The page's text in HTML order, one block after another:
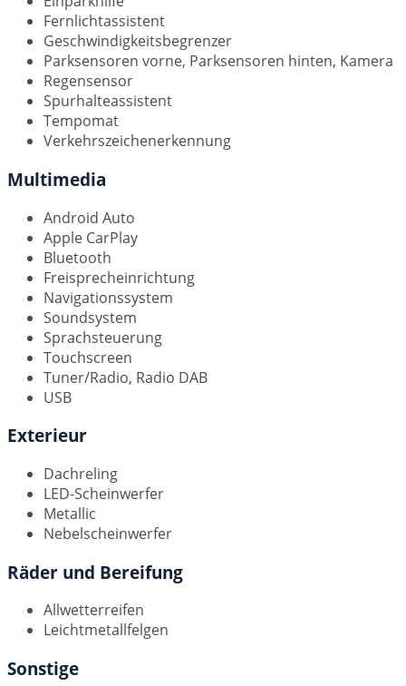
Fernlichtassistent
Geschwindigkeitsbegrenzer
Parksensoren vorne, Parksensoren hinten, Kamera
Regensensor
Spurhalteassistent
Tempomat
Verkehrszeichenerkennung
Multimedia
Android Auto
Apple CarPlay
Bluetooth
Freisprecheinrichtung
Navigationssystem
Soundsystem
Sprachsteuerung
Touchscreen
Tuner/Radio, Radio DAB
USB
Exterieur
Dachreling
LED-Scheinwerfer
Metallic
Nebelscheinwerfer
Räder und Bereifung
Allwetterreifen
Leichtmetallfelgen
Sonstige